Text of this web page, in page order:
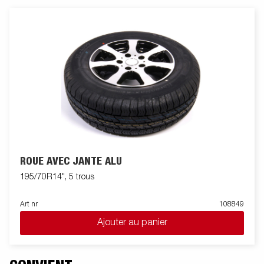
ROUE AVEC JANTE ALU
195/70R14", 5 trous
Art nr 108849
Ajouter au panier